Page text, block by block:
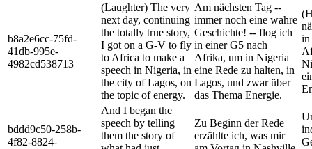
b8a2e6cc-75fd-
41db-995e-
4982cd538713
(Laughter) The very
next day, continuing
the totally true story,
I got on a G-V to fly
to Africa to make a
speech in Nigeria, in
the city of Lagos, on
the topic of energy.
Am nächsten Tag --
immer noch eine wahre
Geschichte! -- flog ich
in einer G5 nach
Afrika, um in Nigeria
eine Rede zu halten, in
Lagos, und zwar über
das Thema Energie.
in
bddd9c50-258b-
4f82-8824-
And I began the
speech by telling
them the story of
Zu Beginn der Rede
erzählte ich, was mir